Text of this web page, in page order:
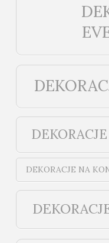
DEKORACJE NA